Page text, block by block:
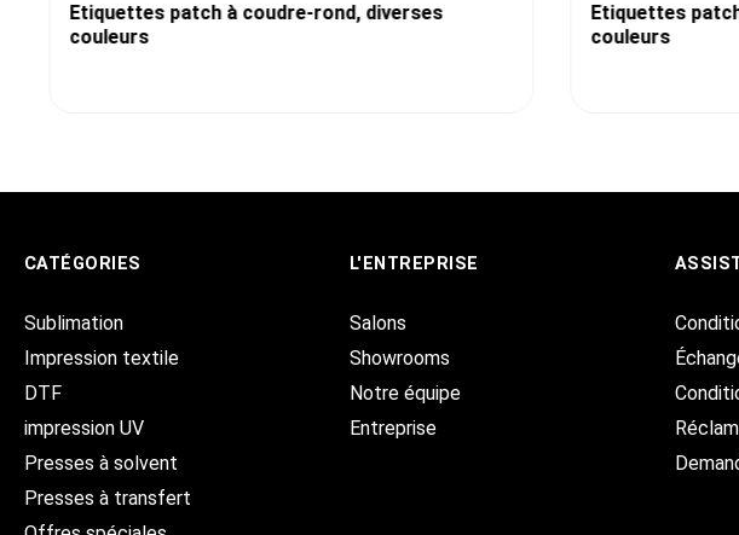
Etiquettes patch à coudre-rond, diverses
couleurs
Etiquettes
couleurs
CATÉGORIES
Sublimation
Impression textile
DTF
impression UV
Presses à solvent
Presses à transfert
L'ENTREPRISE
Salons
Showrooms
Notre équipe
Entreprise